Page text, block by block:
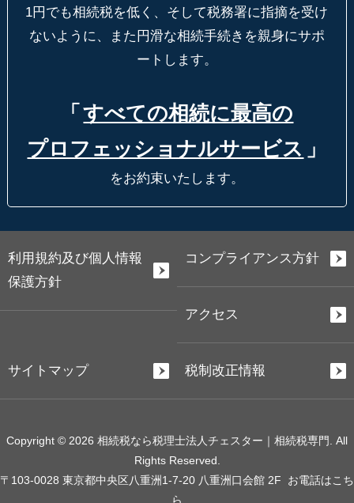
1円でも相続税を低く、そして税務署に指摘を受け
ないように、
また円滑な相続手続きを親身にサポ
ートします。
「 すべての相続に最高の
プロフェッショナルサービス 」
をお約束いたします。
利用規約及び個人情報
保護方針
コンプライアンス方針
アクセス
サイトマップ 税制改正情報
Copyright © 2026 相続税なら税理士法人チェスター｜相続税専門. All
Rights Reserved.
〒103-0028 東京都中央区八重洲1-7-20 八重洲口会館 2F お電話はこち
ら